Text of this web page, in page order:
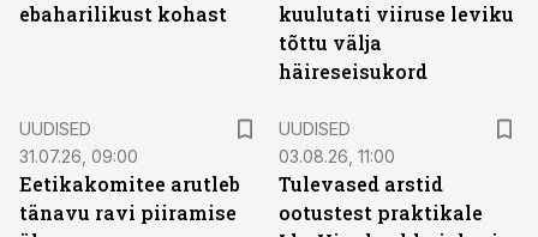
ebaharilikust kohast
kuulutati viiruse leviku
tõttu välja
häireseisukord
UUDISED
31.07.26, 09:00
Eetikakomitee arutleb
tänavu ravi piiramise
UUDISED
03.08.26, 11:00
Tulevased arstid
ootustest praktikale